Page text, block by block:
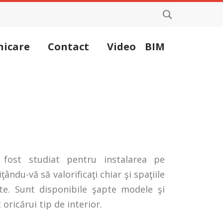
Contact Video BIM
fost studiat pentru instalarea pe
vă să valorificaţi chiar şi spaţiile
Sunt disponibile şapte modele şi
oricărui tip de interior.